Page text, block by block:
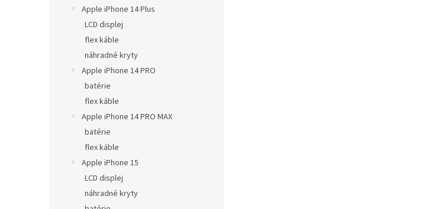
Apple iPhone 14 Plus
LCD displej
flex káble
náhradné kryty
Apple iPhone 14 PRO
batérie
flex káble
Apple iPhone 14 PRO MAX
batérie
flex káble
Apple iPhone 15
LCD displej
náhradné kryty